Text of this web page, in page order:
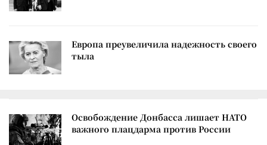
Европа преувеличила надежность своего
тыла
Освобождение Донбасса лишает НАТО
важного плацдарма против России